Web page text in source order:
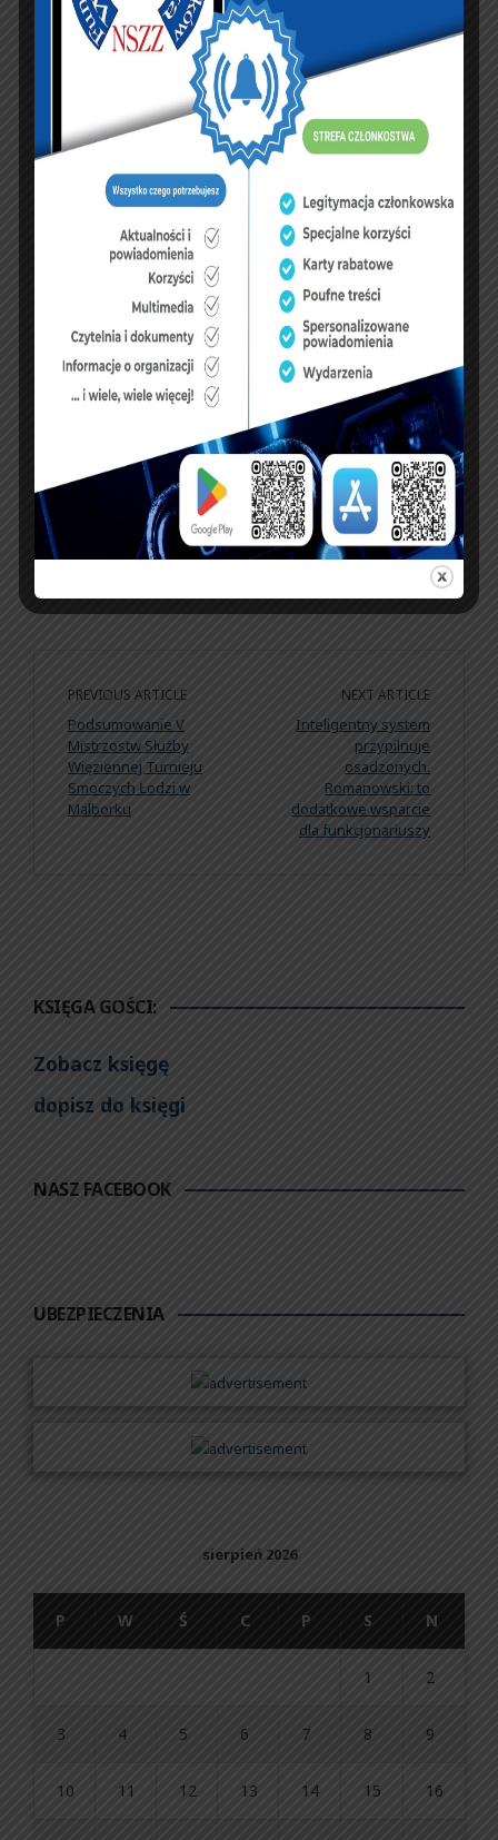
biorąc pod uwagę choćby fakt, że mimo prośby
związkowców o pilne spotkanie, do dziś nie udało
się go zorganizować, można przypuszczać, że albo
projekt nie jest jeszcze w pełni gotowy albo wciąż
trwają wewnątrzrządowe konsultacje dotyczące
jego kształtu. I tak naprawdę bez względu na to, czy
któreś z przytoczonych wyjaśnień jest zgodne ze
stanem faktycznym czy powód jest zupełnie inny,
projekt tej ustawy jest chyba jednym z najbardziej
oczekiwanych w ostatnich miesiącach. To to od
niego bowiem zależy – w sporej mierze – to, jak
przez najbliższe lata wyglądać będzie mundurowa
rzeczywistość. Nie dziwi więc, że jednym z częściej
powtarzanych ostatnio zwrotów, jakie pojawiają
się w rozmowach z funkcjonariuszami, których
zapyta się o projekt tej ustawy, jest “czekamy z
niecierpliwością”.
źródło:
https://www.infosecurity24.pl/ktokolwiek-
widzial-ktokolwiek-wie-co-z-tym-programem-
PREVIOUS ARTICLE
Podsumowanie V
Mistrzostw Służby
Więziennej Turnieju
Smoczych Łodzi w
Malborku
NEXT ARTICLE
Inteligentny system
przypilnuje
osadzonych.
Romanowski: to
dodatkowe wsparcie
dla funkcjonariuszy
KSIĘGA GOŚCI:
Zobacz księgę
dopisz do księgi
NASZ FACEBOOK
UBEZPIECZENIA
sierpień 2026
P W Ś C P S N
1 2
3 4 5 6 7 8 9
10 11 12 13 14 15 16